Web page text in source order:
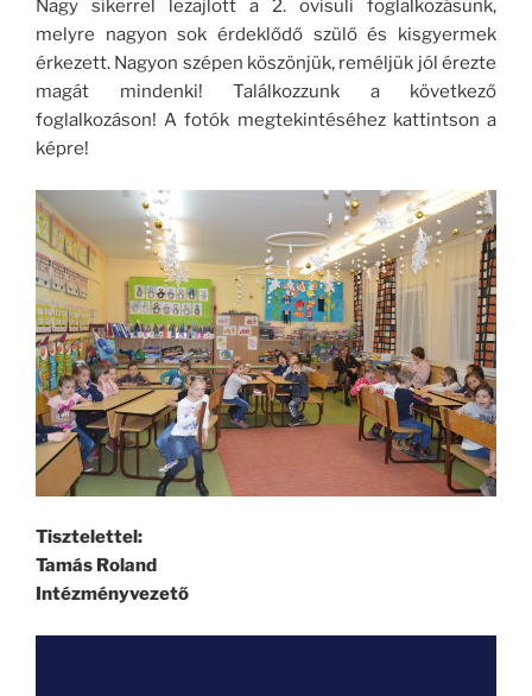
Nagy sikerrel lezajlott a 2. ovisuli foglalkozásunk,
melyre nagyon sok érdeklődő szülő és kisgyermek
érkezett. Nagyon szépen köszönjük, reméljük jól érezte
magát mindenki! Találkozzunk a következő
foglalkozáson! A fotók megtekintéséhez kattintson a
képre!
Tisztelettel:
Tamás Roland
Intézményvezető